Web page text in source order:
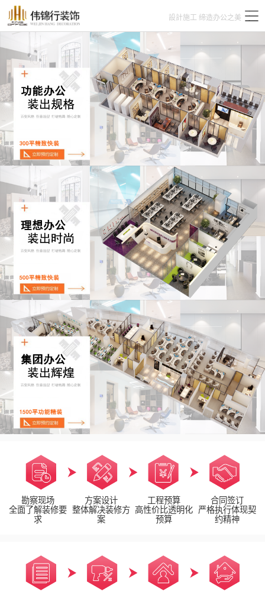
設計施工 缔造办公之美
勘察现场
全面了解装修要
求
方案设计
整体解决装修方
案
工程预算
高性价比透明化
预算
合同签订
严格执行体现契
约精神